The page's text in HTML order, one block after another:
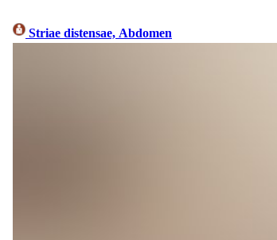
Striae distensae, Abdomen